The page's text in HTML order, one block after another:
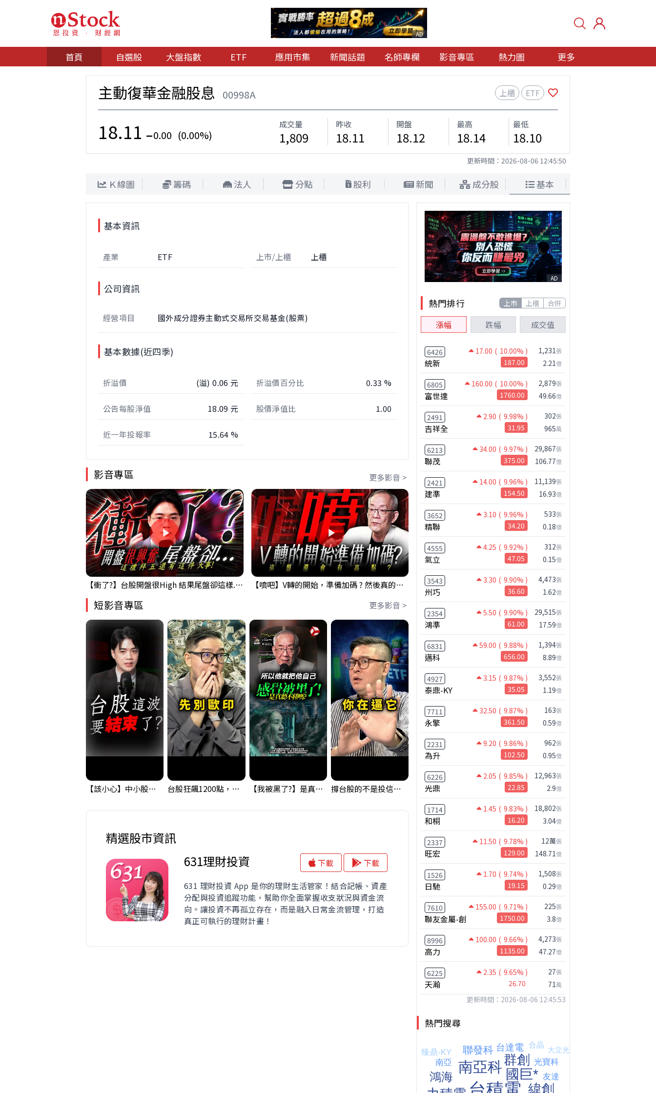
AD
首頁 自選股 大盤指數 ETF 應用市集 新聞話題 名師專欄 影音專區 熱力圖 更多
主動復華金融股息 00998A 上櫃 ETF
18.11 0.00 (0.00%)
成交量
1,809
昨收
18.11
開盤
18.12
最高
18.14
最低
18.10
更新時間： 2026-08-06 12:45:50
Ｋ線圖 籌碼 法人 分點 股利 新聞 成分股 基本
基本資訊
產業 ETF 上市/上櫃 上櫃
公司資訊
經營項目 國外成分證券主動式交易所交易基金(股票)
基本數據(近四季)
折溢價 (溢) 0.06 元 折溢價百分比 0.33 %
公告每股淨值 18.09 元 股價淨值比 1.00
近一年投報率 15.64 %
影音專區 更多影音 >
【衝了?】台股開盤很High 結果尾盤卻這樣... 錢進大趨勢 Mr.智霖 陳 2026/08/05 【噴吧】V轉的開始，準備加碼 ? 然後真的還有高點 ?｜ 盤後講股 Mr.永年 李 2026 / 08 / 05
短影音專區 更多影音 >
【該小心】中小股派對結束 ? 關鍵訊號都指向... 台股狂飆1200點，但還有兩關沒過｜Mr.Jimmy高志銘 #台股 #期貨 #加權指數 【我被黑了?】是真的聽不懂嗎...還是... #股票分析 #因果分析 撐台股的不是投信，是買ETF的你自己｜Mr.Jimmy高志銘 #ETF #投信買超 #台股 台股何時會出現真正的大反彈?｜Mr.Jimmy高志銘 #李永年 #台股
精選股市資訊
631理財投資
下載
下載
631 理財投資 App 是你的理財生活管家！結合記帳、資產
分配與投資追蹤功能，幫助你全面掌握收支狀況與資金流
向。讓投資不再孤立存在，而是融入日常金流管理，打造
真正可執行的理財計畫！
AD
熱門排行 上市 上櫃 合併
漲幅 跌幅 成交值
6426 17.00 ( 10.00% )
統新 187.00
1,231張
2.21億
6805 160.00 ( 10.00% )
富世達 1760.00
2,879張
49.66億
2491 2.90 ( 9.98% )
吉祥全 31.95
302張
965萬
6213 34.00 ( 9.97% )
聯茂 375.00
29,867張
106.77億
2421 14.00 ( 9.96% )
建準 154.50
11,139張
16.93億
3652 3.10 ( 9.96% )
精聯 34.20
533張
0.18億
4555 4.25 ( 9.92% )
氣立 47.05
312張
0.15億
3543 3.30 ( 9.90% )
州巧 36.60
4,473張
1.62億
2354 5.50 ( 9.90% )
鴻準 61.00
29,515張
17.59億
6831 59.00 ( 9.88% )
邁科 656.00
1,394張
8.89億
4927 3.15 ( 9.87% )
泰鼎-KY 35.05
3,552張
1.19億
7711 32.50 ( 9.87% )
永擎 361.50
163張
0.59億
2231 9.20 ( 9.86% )
為升 102.50
962張
0.95億
6226 2.05 ( 9.85% )
光鼎 22.85
12,963張
2.9億
1714 1.45 ( 9.83% )
和桐 16.20
18,802張
3.04億
2337 11.50 ( 9.78% )
旺宏 129.00
12萬張
148.71億
1526 1.70 ( 9.74% )
日馳 19.15
1,508張
0.29億
7610 155.00 ( 9.71% )
聯友金屬-創 1750.00
225張
3.8億
8996 100.00 ( 9.66% )
高力 1135.00
4,273張
47.27億
6225 2.35 ( 9.65% )
天瀚 26.70
27張
71萬
更新時間：2026-08-06 12:45:53
熱門搜尋